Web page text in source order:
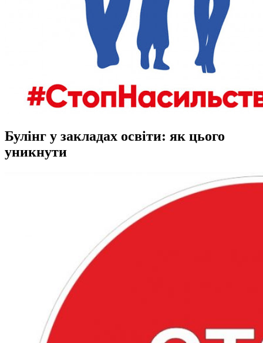
Булінг у закладах освіти: як цього
уникнути